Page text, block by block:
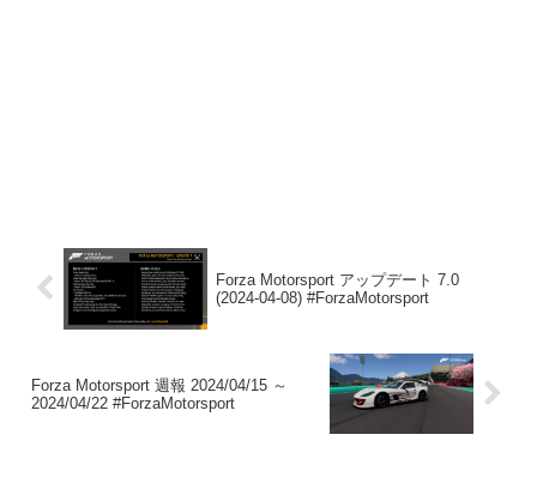
Forza Motorsport アップデート 7.0
(2024-04-08) #ForzaMotorsport
Forza Motorsport 週報 2024/04/15 ～
2024/04/22 #ForzaMotorsport